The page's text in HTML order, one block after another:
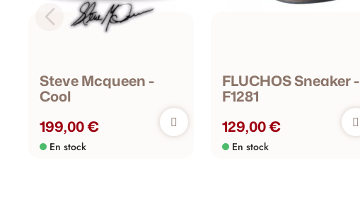
Steve Mcqueen -
Cool
199,00 €
En stock
FLUCHOS Sneaker -
F1281
129,00 €
En stock